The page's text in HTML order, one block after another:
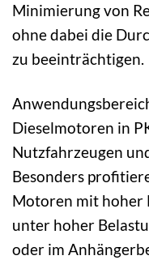
Minimierung von
ohne dabei die
zu beeinträchtigen.
Dieselmotoren in
Nutzfahrzeugen
Besonders
Motoren mit hoher
unter hoher
oder im